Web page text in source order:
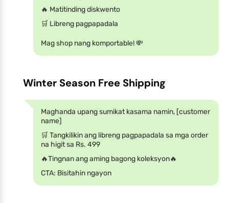
🔥 Matitinding diskwento
🛒 Libreng pagpapadala
Mag shop nang komportable! 💸
Winter Season Free Shipping
Maghanda upang sumikat kasama namin, [customer
name]
🛒 Tangkilikin ang libreng pagpapadala sa mga order
na higit sa Rs. 499
🔥Tingnan ang aming bagong koleksyon🔥
CTA: Bisitahin ngayon